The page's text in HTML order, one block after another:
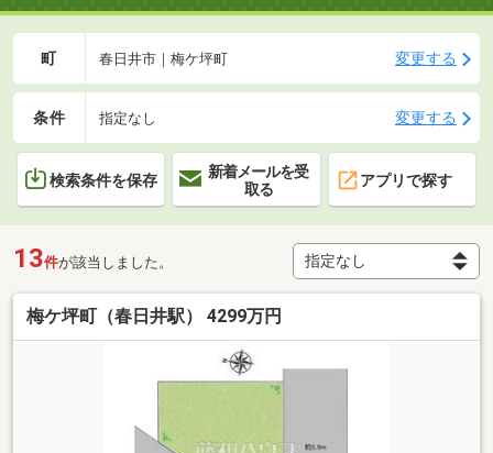
町 春日井市｜梅ケ坪町 変更する
条件 指定なし 変更する
検索条件を保存
新着メールを受
取る
アプリで探す
13件が該当しました。
梅ケ坪町（春日井駅） 4299万円